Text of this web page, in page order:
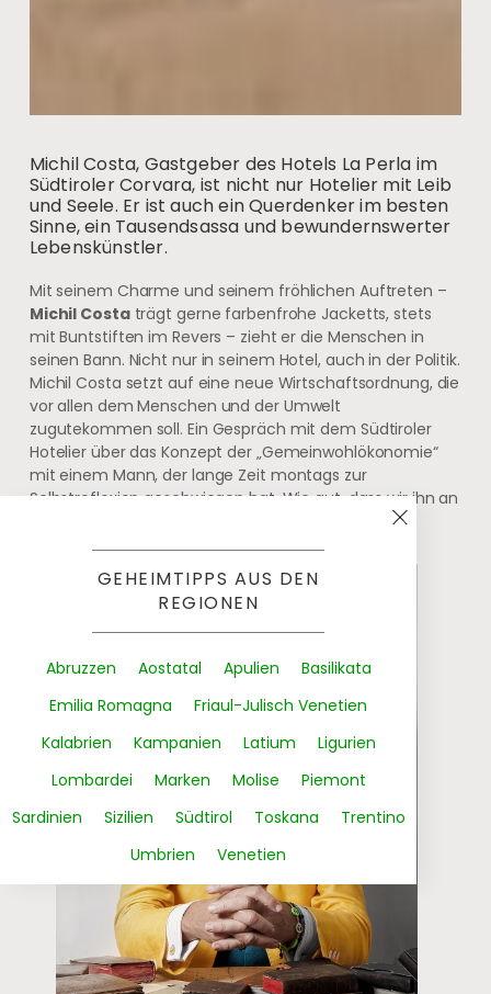
Michil Costa, Gastgeber des Hotels La Perla im
Südtiroler Corvara, ist nicht nur Hotelier mit Leib
und Seele. Er ist auch ein Querdenker im besten
Sinne, ein Tausendsassa und bewundernswerter
Lebenskünstler.
Mit seinem Charme und seinem fröhlichen Auftreten –
Michil Costaträgt gerne farbenfrohe Jacketts, stets
mit Buntstiften im Revers – zieht er die Menschen in
seinen Bann. Nicht nur in seinem Hotel, auch in der Politik.
Michil Costa setzt auf eine neue Wirtschaftsordnung, die
vor allen dem Menschen und der Umwelt
zugutekommen soll. Ein Gespräch mit dem Südtiroler
Hotelier über das Konzept der „Gemeinwohlökonomie“
mit einem Mann, der lange Zeit montags zur
Selbstreflexion geschwiegen hat. Wie gut, dass wir ihn an
GEHEIMTIPPS AUS DEN
REGIONEN
Abruzzen Aostatal Apulien
Basilikata
Emilia Romagna
Friaul-Julisch Venetien
Kalabrien
Kampanien Latium
Ligurien
Lombardei
Marken Molise
Piemont
Sardinien
Sizilien Südtirol Toskana
Trentino
Umbrien
Venetien